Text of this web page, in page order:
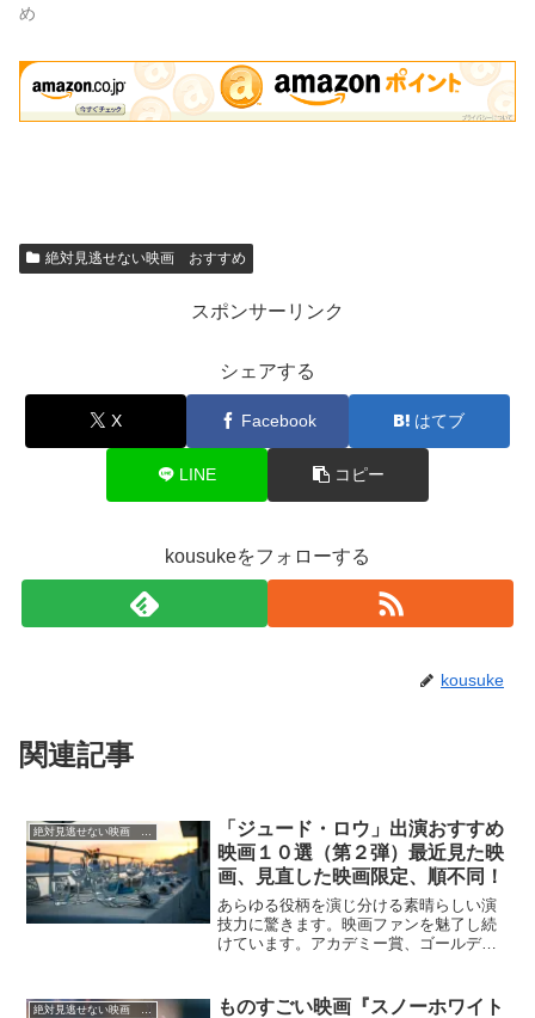
め
絶対見逃せない映画 おすすめ
スポンサーリンク
シェアする
X Facebook はてブ
LINE コピー
kousukeをフォローする
kousuke
関連記事
「ジュード・ロウ」出演おすすめ
映画１０選（第２弾）最近見た映
画、見直した映画限定、順不同！
あらゆる役柄を演じ分ける素晴らしい演
技力に驚きます。映画ファンを魅了し続
けています。アカデミー賞、ゴールデン
ことを期待したいものです。また、大変
絶対見逃せない映画 おすすめ
ものすごい映画『スノーホワイト